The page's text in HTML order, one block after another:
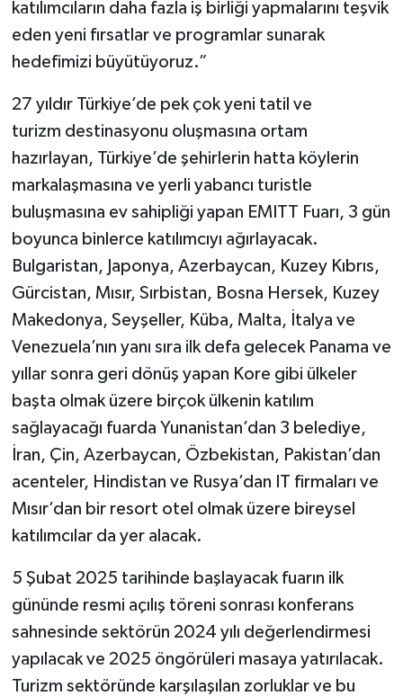
katılımcıların daha fazla iş birliği yapmalarını teşvik
eden yeni fırsatlar ve programlar sunarak
hedefimizi büyütüyoruz.”
27 yıldır Türkiye’de pek çok yeni tatil ve
turizm destinasyonu oluşmasına ortam
hazırlayan, Türkiye’de şehirlerin hatta köylerin
markalaşmasına ve yerli yabancı turistle
buluşmasına ev sahipliği yapan EMITT Fuarı, 3 gün
boyunca binlerce katılımcıyı ağırlayacak.
Bulgaristan, Japonya, Azerbaycan, Kuzey Kıbrıs,
Gürcistan, Mısır, Sırbistan, Bosna Hersek, Kuzey
Makedonya, Seyşeller, Küba, Malta, İtalya ve
Venezuela’nın yanı sıra ilk defa gelecek Panama ve
yıllar sonra geri dönüş yapan Kore gibi ülkeler
başta olmak üzere birçok ülkenin katılım
sağlayacağı fuarda Yunanistan’dan 3 belediye,
İran, Çin, Azerbaycan, Özbekistan, Pakistan’dan
acenteler, Hindistan ve Rusya’dan IT firmaları ve
Mısır’dan bir resort otel olmak üzere bireysel
katılımcılar da yer alacak.
5 Şubat 2025 tarihinde başlayacak fuarın ilk
gününde resmi açılış töreni sonrası konferans
sahnesinde sektörün 2024 yılı değerlendirmesi
yapılacak ve 2025 öngörüleri masaya yatırılacak.
Turizm sektöründe karşılaşılan zorluklar ve bu